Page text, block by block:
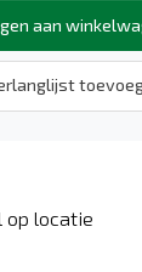
aan
op locatie